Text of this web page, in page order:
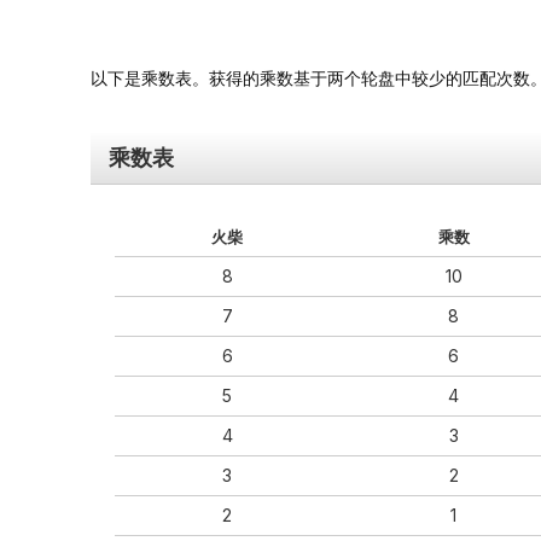
以下是乘数表。获得的乘数基于两个轮盘中较少的匹配次数
乘数表
火柴 乘数
8
10
7
8
6
6
5
4
4
3
3
2
2
1